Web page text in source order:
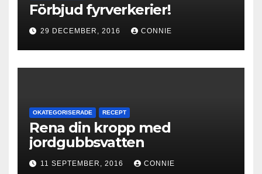
Förbjud fyrverkerier!
29 DECEMBER, 2016 CONNIE
OKATEGORISERADE RECEPT
Rena din kropp med
jordgubbsvatten
11 SEPTEMBER, 2016 CONNIE